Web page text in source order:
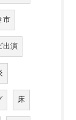
市
出演
床